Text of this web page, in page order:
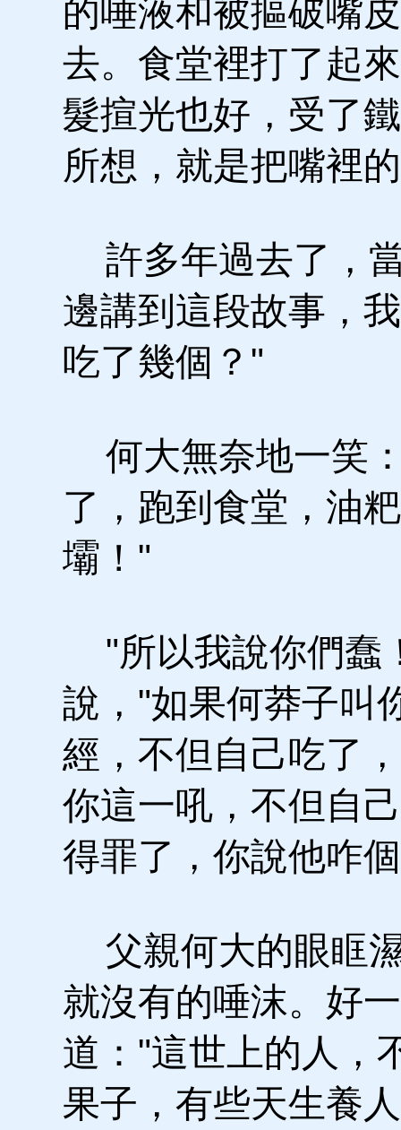
的唾液和被摳破嘴
去。食堂裡打了起
髮揎光也好，受了
所想，就是把嘴裡
許多年過去了，
邊講到這段故事，
吃了幾個？"
何大無奈地一笑
了，跑到食堂，油
壩！"
"所以我說你們蠢
說，"如果何莽子叫
經，不但自己吃了
你這一吼，不但自
得罪了，你說他咋
父親何大的眼眶
就沒有的唾沫。好
道："這世上的人，
果子，有些天生養